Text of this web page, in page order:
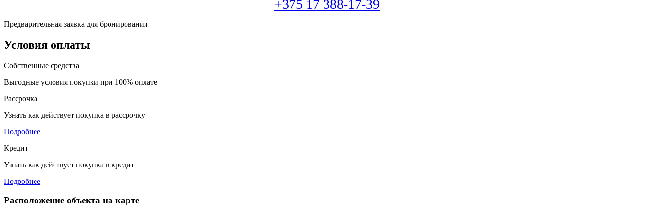
+375 17 388-17-39
Предварительная заявка для бронирования
Условия оплаты
Собственные средства
Выгодные условия покупки при 100% оплате
Рассрочка
Узнать как действует покупка в рассрочку
Подробнее
Кредит
Узнать как действует покупка в кредит
Подробнее
Расположение объекта на карте